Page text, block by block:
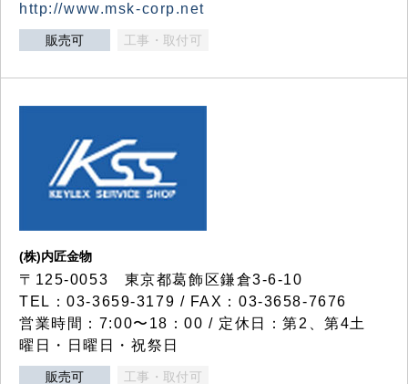
http://www.msk-corp.net
販売可 工事・取付可
(株)内匠金物
〒125-0053 東京都葛飾区鎌倉3-6-10
TEL：03-3659-3179 / FAX：03-3658-7676
営業時間：7:00〜18：00 / 定休日：第2、第4土
曜日・日曜日・祝祭日
販売可 工事・取付可